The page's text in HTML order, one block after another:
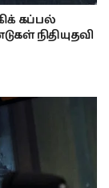
கப்பல்
நிதியுதவி